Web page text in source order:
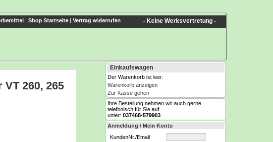
- Keine Werksvertretung -
| Shop Startseite | Vertrag widerrufen
260, 265
Einkaufswagen
Der Warenkorb ist leer.
Warenkorb anzeigen
Zur Kasse gehen
Ihre Bestellung nehmen wir auch gerne
telefonisch für Sie auf.
unter: 037468-579903
Anmeldung / Mein Konto
KundenNr./Email